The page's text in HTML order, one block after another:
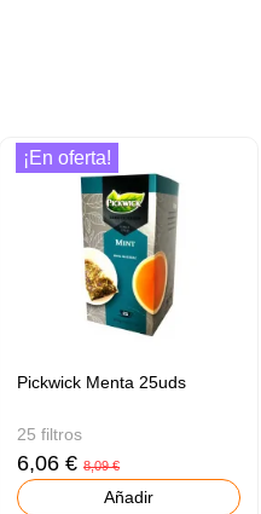
¡En oferta!
Pickwick Menta 25uds
25 filtros
6,06 €8,09 €
Añadir